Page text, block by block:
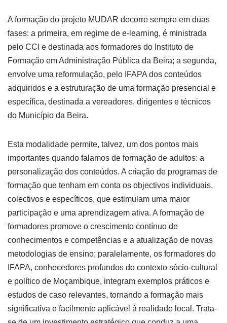
A formação do projeto MUDAR decorre sempre em duas
fases: a primeira, em regime de e-learning, é ministrada
pelo CCI e destinada aos formadores do Instituto de
Formação em Administração Pública da Beira; a segunda,
envolve uma reformulação, pelo IFAPA dos conteúdos
adquiridos e a estruturação de uma formação presencial e
específica, destinada a vereadores, dirigentes e técnicos
do Município da Beira.
Esta modalidade permite, talvez, um dos pontos mais
importantes quando falamos de formação de adultos: a
personalização dos conteúdos. A criação de programas de
formação que tenham em conta os objectivos individuais,
colectivos e específicos, que estimulam uma maior
participação e uma aprendizagem ativa. A formação de
formadores promove o crescimento contínuo de
conhecimentos e competências e a atualização de novas
metodologias de ensino; paralelamente, os formadores do
IFAPA, conhecedores profundos do contexto sócio-cultural
e político de Moçambique, integram exemplos práticos e
estudos de caso relevantes, tornando a formação mais
significativa e facilmente aplicável à realidade local. Trata-